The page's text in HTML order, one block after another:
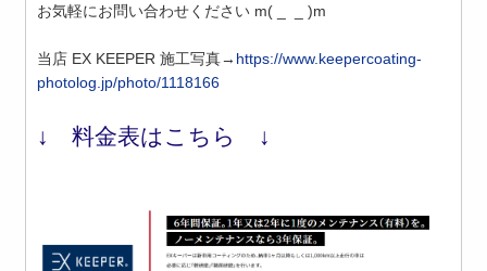
お気軽にお問い合わせください m( _ _ )m
当店 EX KEEPER 施工写真→ https://www.keepercoating-
photolog.jp/photo/1118166
↓ 料金表はこちら ↓